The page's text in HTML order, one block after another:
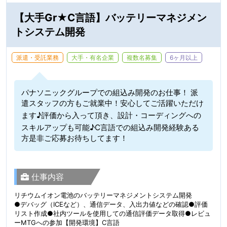
【大手Gr★C言語】バッテリーマネジメン
トシステム開発
派遣・受託業務 大手・有名企業 複数名募集 6ヶ月以上
パナソニックグループでの組込み開発のお仕事！ 派
遣スタッフの方もご就業中！安心してご活躍いただけ
ます♪評価から入って頂き、設計・コーディングへの
スキルアップも可能♪C言語での組込み開発経験ある
方是非ご応募お待ちしてます！
仕事内容
リチウムイオン電池のバッテリーマネジメントシステム開発
●デバッグ（ICEなど）、通信データ、入出力値などの確認●評価
リスト作成●社内ツールを使用しての通信評価データ取得●レビュ
ーMTGへの参加【開発環境】C言語